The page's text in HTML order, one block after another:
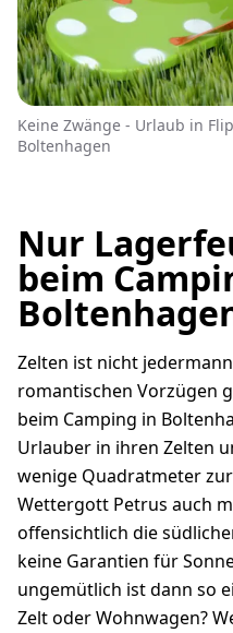
Keine Zwänge - Urlaub in
Boltenhagen
Nur
beim
Zelten ist nicht
romantischen Vorzügen
beim Camping in
Urlauber in ihren Zelten
wenige Quadratmeter
Wettergott Petrus auch
offensichtlich die
keine Garantien für
ungemütlich ist dann so
Zelt oder Wohnwagen?